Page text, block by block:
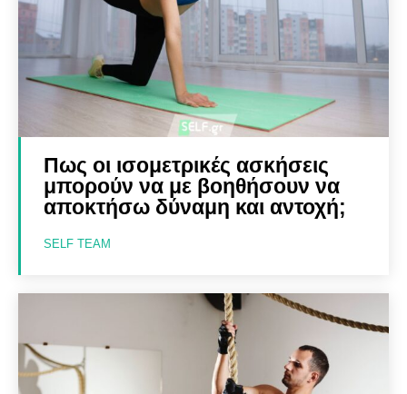
Πως οι ισομετρικές ασκήσεις
μπορούν να με βοηθήσουν να
αποκτήσω δύναμη και αντοχή;
SELF TEAM